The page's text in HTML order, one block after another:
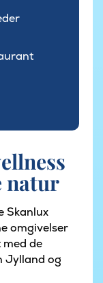
natur
Skanlux
omgivelser
de
Jylland og